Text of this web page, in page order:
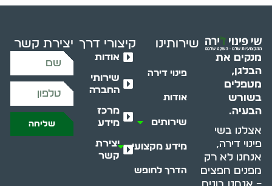
מנקים את
הבלגן,
מטפלים
בשורש
הבעיה.
אצלנו בשי
פינוי דירה,
אנחנו לא רק
מפנים חפצים
שירותינו
פינוי דירה
אודות
שירותים
מידע מקצועי
הדרך לחופש
קיצורי דרך
אודות
שירותי
החברה
מרכז
מידע
יצירת
קשר
יצירת קשר
שליחה